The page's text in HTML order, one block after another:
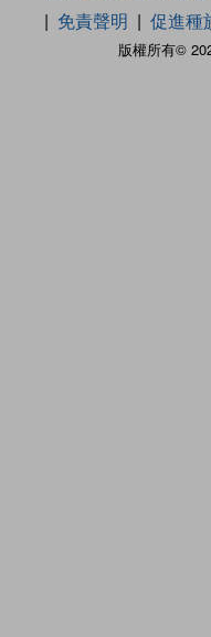
版權所有©
免責聲明
促進種